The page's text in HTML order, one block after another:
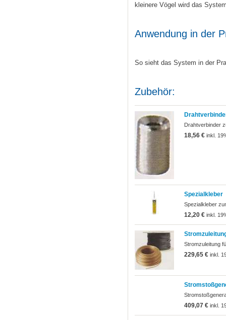
kleinere Vögel wird das
Anwendung in der
So sieht das System in der
Zubehör:
Drahtverbinder
18,56 €inkl.
Spezialkleber
Spezialkleber
12,20 €inkl.
Stromzuleitung
229,65 €inkl.
409,07 €inkl.